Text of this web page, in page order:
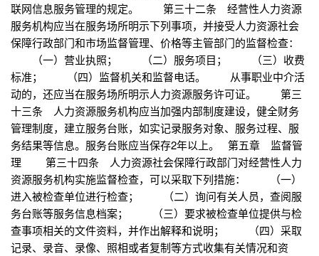
联网信息服务管理的规定。 第三十二条 经营性人力资源
服务机构应当在服务场所明示下列事项，并接受人力资源社会
保障行政部门和市场监督管理、价格等主管部门的监督检查：
（一）营业执照； （二）服务项目； （三）收费
标准； （四）监督机关和监督电话。 从事职业中介活
动的，还应当在服务场所明示人力资源服务许可证。 第三
十三条 人力资源服务机构应当加强内部制度建设，健全财务
管理制度，建立服务台账，如实记录服务对象、服务过程、服
务结果等信息。服务台账应当保存2年以上。 第五章 监督管
理 第三十四条 人力资源社会保障行政部门对经营性人力
资源服务机构实施监督检查，可以采取下列措施： （一）
进入被检查单位进行检查； （二）询问有关人员，查阅服
务台账等服务信息档案； （三）要求被检查单位提供与检
查事项相关的文件资料，并作出解释和说明； （四）采取
记录、录音、录像、照相或者复制等方式收集有关情况和资